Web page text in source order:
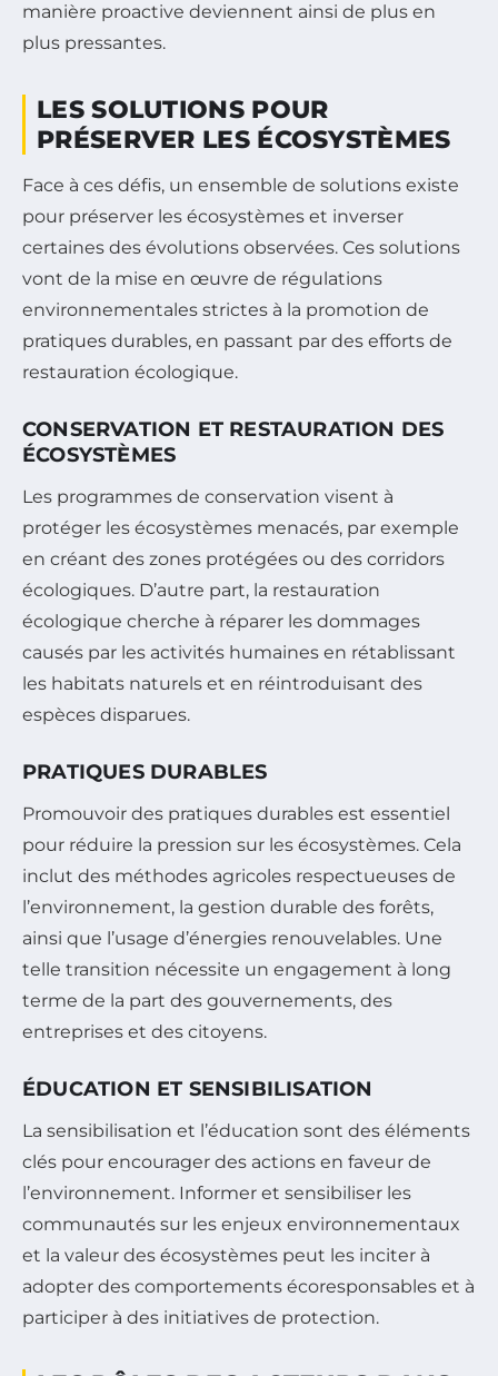
manière proactive deviennent ainsi de plus en
plus pressantes.
LES SOLUTIONS POUR
PRÉSERVER LES ÉCOSYSTÈMES
Face à ces défis, un ensemble de solutions existe
pour préserver les écosystèmes et inverser
certaines des évolutions observées. Ces solutions
vont de la mise en œuvre de régulations
environnementales strictes à la promotion de
pratiques durables, en passant par des efforts de
restauration écologique.
CONSERVATION ET RESTAURATION DES
ÉCOSYSTÈMES
Les programmes de conservation visent à
protéger les écosystèmes menacés, par exemple
en créant des zones protégées ou des corridors
écologiques. D’autre part, la restauration
écologique cherche à réparer les dommages
causés par les activités humaines en rétablissant
les habitats naturels et en réintroduisant des
espèces disparues.
PRATIQUES DURABLES
Promouvoir des pratiques durables est essentiel
pour réduire la pression sur les écosystèmes. Cela
inclut des méthodes agricoles respectueuses de
l’environnement, la gestion durable des forêts,
ainsi que l’usage d’énergies renouvelables. Une
telle transition nécessite un engagement à long
terme de la part des gouvernements, des
entreprises et des citoyens.
ÉDUCATION ET SENSIBILISATION
La sensibilisation et l’éducation sont des éléments
clés pour encourager des actions en faveur de
l’environnement. Informer et sensibiliser les
communautés sur les enjeux environnementaux
et la valeur des écosystèmes peut les inciter à
adopter des comportements écoresponsables et à
participer à des initiatives de protection.